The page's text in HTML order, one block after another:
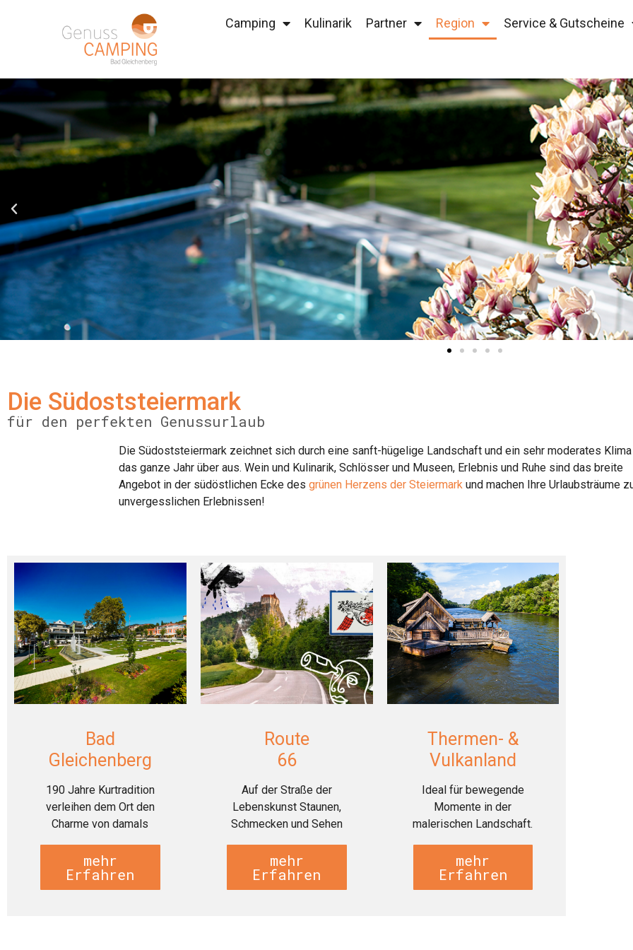
Camping Kulinarik Partner Region Service & Gutscheine
Die Südoststeiermark
für den perfekten Genussurlaub
Die Südoststeiermark zeichnet sich durch eine sanft-hügelige Landschaft und ein sehr moderates Klima
das ganze Jahr über aus. Wein und Kulinarik, Schlösser und Museen, Erlebnis und Ruhe sind das breite
Angebot in der südöstlichen Ecke desgrünen Herzens der Steiermark und machen Ihre Urlaubsträume
unvergesslichen Erlebnissen!
Bad
Gleichenberg
190 Jahre Kurtradition
verleihen dem Ort den
Charme von damals
mehr
Erfahren
Route
66
Auf der Straße der
Lebenskunst Staunen,
Schmecken und Sehen
mehr
Erfahren
Thermen- &
Vulkanland
Ideal für bewegende
Momente in der
malerischen Landschaft.
mehr
Erfahren